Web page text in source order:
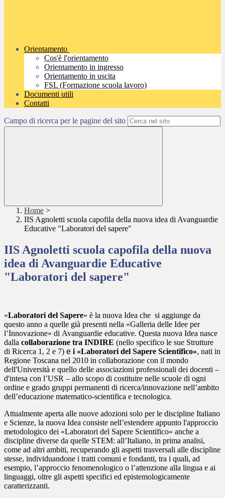
Orientamento
Cos'è l'orientamento
Orientamento in ingresso
Orientamento in uscita
FSL (Formazione scuola lavoro)
Documenti utili
Contatti
Campo di ricerca per le pagine del sito
Home >
IIS Agnoletti scuola capofila della nuova idea di Avanguardie
Educative "Laboratori del sapere"
IIS Agnoletti scuola capofila della nuova
idea di Avanguardie Educative
"Laboratori del sapere"
«Laboratori del Sapere» è la nuova Idea che si aggiunge da
questo anno a quelle già presenti nella «Galleria delle Idee per
l’Innovazione» di Avanguardie educative. Questa nuova Idea nasce
dalla collaborazione tra INDIRE (nello specifico le sue Strutture
di Ricerca 1, 2 e 7) e i «Laboratori del Sapere Scientifico», nati in
Regione Toscana nel 2010 in collaborazione con il mondo
dell'Università e quello delle associazioni professionali dei docenti –
d'intesa con l’USR – allo scopo di costituire nelle scuole di ogni
ordine e grado gruppi permanenti di ricerca/innovazione nell’ambito
dell’educazione matematico-scientifica e tecnologica.
Attualmente aperta alle nuove adozioni solo per le discipline Italiano
e Scienze, la nuova Idea consiste nell’estendere appunto l'approccio
metodologico dei «Laboratori del Sapere Scientifico» anche a
discipline diverse da quelle STEM: all’Italiano, in prima analisi,
come ad altri ambiti, recuperando gli aspetti trasversali alle discipline
stesse, individuandone i tratti comuni e fondanti, tra i quali, ad
esempio, l’approccio fenomenologico o l’attenzione alla lingua e ai
linguaggi, oltre gli aspetti specifici ed epistemologicamente
caratterizzanti.